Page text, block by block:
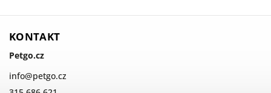
KONTAKT
Petgo.cz
info@petgo.cz